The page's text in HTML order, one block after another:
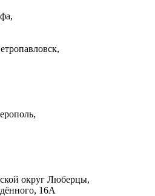
округ Люберцы,
16А